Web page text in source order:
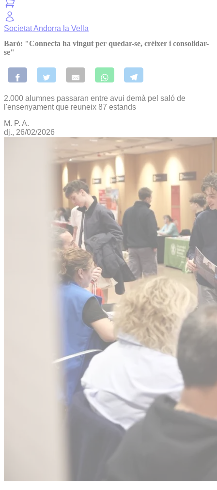
SocietatAndorra la Vella
Baró: "Connecta ha vingut per quedar-se, créixer i consolidar-
se"
2.000 alumnes passaran entre avui demà pel saló de
l'ensenyament que reuneix 87 estands
M. P. A.
dj., 26/02/2026